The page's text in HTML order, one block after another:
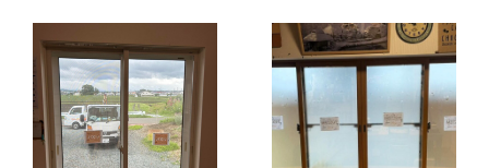
ナ
ビ
ゲ